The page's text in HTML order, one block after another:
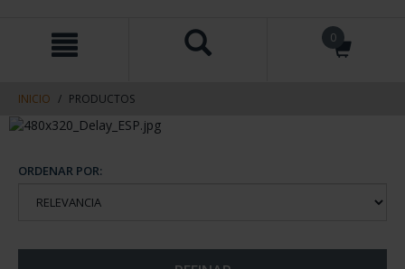
contenido
navegacin
0
INICIO PRODUCTOS
ORDENAR POR: